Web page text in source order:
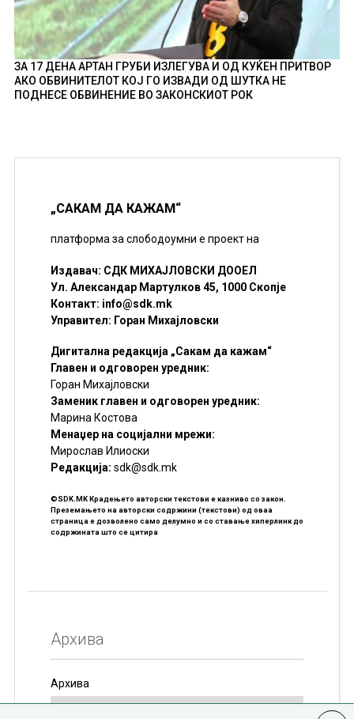
ЗА 17 ДЕНА АРТАН ГРУБИ ИЗЛЕГУВА И ОД КУЌЕН ПРИТВОР
АКО ОБВИНИТЕЛОТ КОЈ ГО ИЗВАДИ ОД ШУТКА НЕ
ПОДНЕСЕ ОБВИНЕНИЕ ВО ЗАКОНСКИОТ РОК
„САКАМ ДА КАЖАМ“
платформа за слободоумни е проект на
Издавач: СДК МИХАЈЛОВСКИ ДООЕЛ
Ул. Александар Мартулков 45, 1000 Скопје
Контакт: info@sdk.mk
Управител: Горан Михајловски
Дигитална редакција „Сакам да кажам“
Главен и одговорен уредник:
Горан Михајловски
Заменик главен и одговорен уредник:
Марина Костова
Менаџер на социјални мрежи:
Мирослав Илиоски
Редакцијa: sdk@sdk.mk
©SDK.MK Крадењето авторски текстови е казниво со закон.
Преземањето на авторски содржини (текстови) од оваа
страница е дозволено само делумно и со ставање хиперлинк до
содржината што се цитира
Архива
Архива